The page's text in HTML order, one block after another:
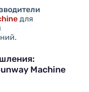
для
Machine